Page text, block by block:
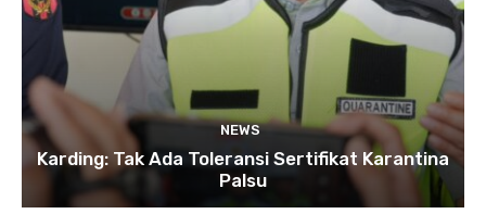
NEWS
Karding: Tak Ada Toleransi Sertifikat Karantina
Palsu